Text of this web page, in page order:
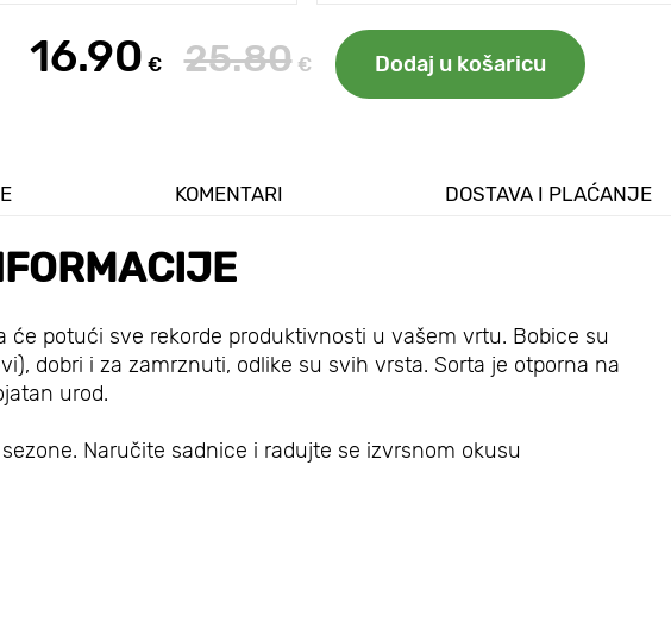
16.90 € 25.80 € Dodaj u košaricu
KOMENTARI DOSTAVA I PLAĆANJE
će potući sve rekorde produktivnosti u vašem vrtu. Bobice su
dobri i za zamrznuti, odlike su svih vrsta. Sorta je otporna na
urod.
Naručite sadnice i radujte se izvrsnom okusu